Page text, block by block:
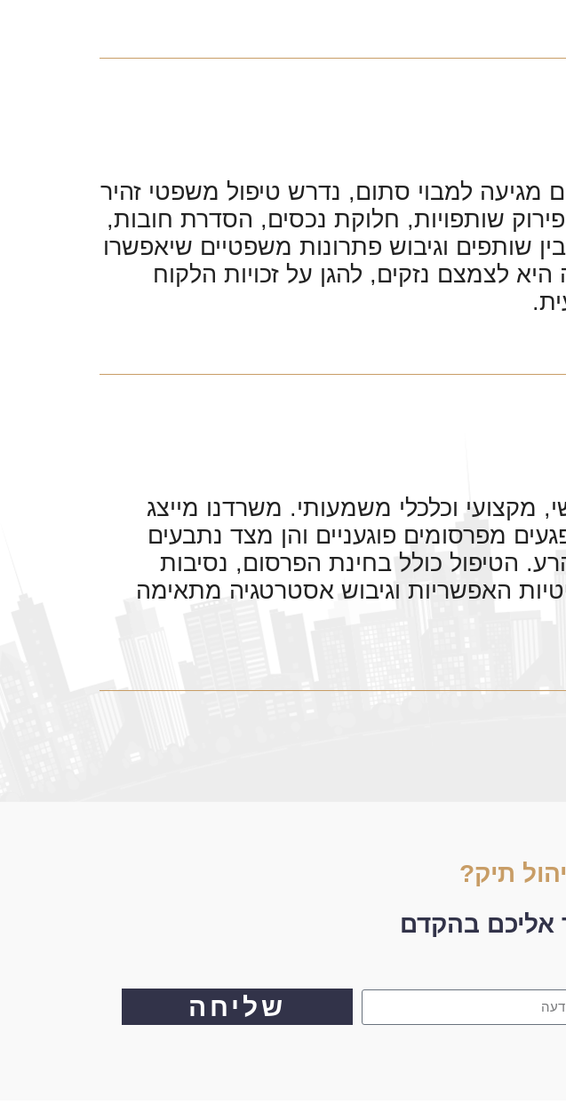
מגיעה למבוי סתום, נדרש טיפול משפטי זהיר
שותפויות, חלוקת נכסים, הסדרת חובות,
שותפים וגיבוש פתרונות משפטיים שיאפשרו
לצמצם נזקים, להגן על זכויות הלקוח
מקצועי וכלכלי משמעותי. משרדנו מייצג
מפרסומים פוגעניים והן מצד נתבעים
הטיפול כולל בחינת הפרסום, נסיבות
האפשריות וגיבוש אסטרטגיה מתאימה
תיק?
אליכם בהקדם
שליחה